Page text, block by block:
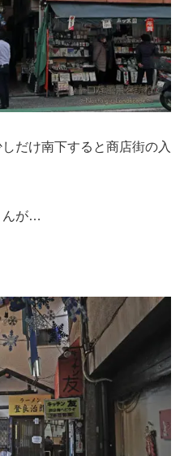
だけ南下すると商店街の入
んが…